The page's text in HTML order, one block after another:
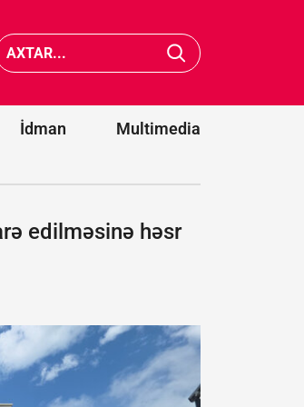
İdman Multimedia
edilməsinə həsr